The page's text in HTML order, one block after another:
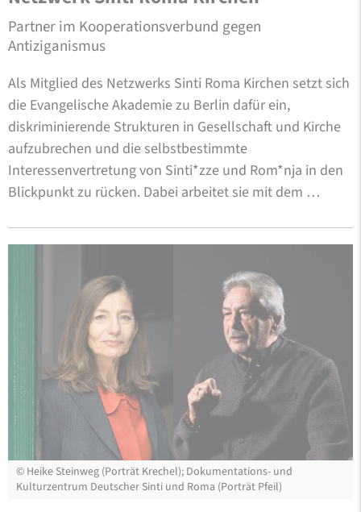
Partner im Kooperationsverbund gegen
Antiziganismus
Als Mitglied des Netzwerks Sinti Roma Kirchen setzt sich
die Evangelische Akademie zu Berlin dafür ein,
diskriminierende Strukturen in Gesellschaft und Kirche
aufzubrechen und die selbstbestimmte
Interessenvertretung von Sinti*zze und Rom*nja in den
Blickpunkt zu rücken. Dabei arbeitet sie mit dem …
© Heike Steinweg (Porträt Krechel); Dokumentations- und
Kulturzentrum Deutscher Sinti und Roma (Porträt Pfeil)